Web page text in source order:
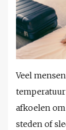
Veel
afkoelen
steden of